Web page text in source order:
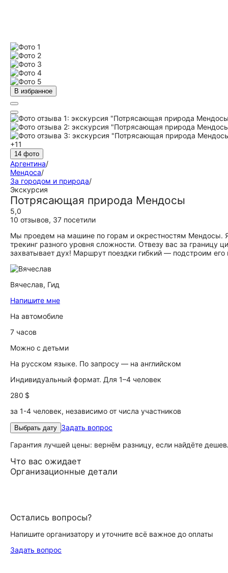
В избранное
+11
14 фото
Аргентина/
Мендоса/
За городом и природа/
Экскурсия
Потрясающая природа Мендосы
5,0
10 отзывов, 37 посетили
Мы проедем на машине по горам и окрестностям Мендосы.
трекинг разного уровня сложности. Отвезу вас за
захватывает дух! Маршрут поездки гибкий — подстроим
Вячеслав, Гид
Напишите мне
На автомобиле
7 часов
Можно с детьми
На русском языке. По запросу — на английском
Индивидуальный формат. Для 1–4 человек
280 $
за 1-4 человек, независимо от числа участников
Выбрать дату Задать вопрос
Гарантия лучшей цены: вернём разницу, если найдёте
Что вас ожидает
Организационные детали
Остались вопросы?
Напишите организатору и уточните всё важное до оплаты
Задать вопрос